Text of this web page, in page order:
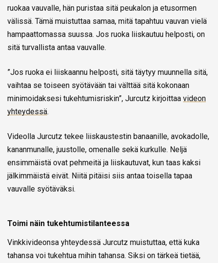
ruokaa vauvalle, hän puristaa sitä peukalon ja etusormen
välissä. Tämä muistuttaa samaa, mitä tapahtuu vauvan vielä
hampaattomassa suussa. Jos ruoka liiskautuu helposti, on
sitä turvallista antaa vauvalle.
”Jos ruoka ei liiskaannu helposti, sitä täytyy muunnella sitä,
vaihtaa se toiseen syötävään tai välttää sitä kokonaan
minimoidaksesi tukehtumisriskin”, Jurcutz kirjoittaa videon
yhteydessä.
Videolla Jurcutz tekee liiskaustestin banaanille, avokadolle,
kananmunalle, juustolle, omenalle sekä kurkulle. Neljä
ensimmäistä ovat pehmeitä ja liiskautuvat, kun taas kaksi
jälkimmäistä eivät. Niitä pitäisi siis antaa toisella tapaa
vauvalle syötäväksi.
Toimi näin tukehtumistilanteessa
Vinkkivideonsa yhteydessä Jurcutz muistuttaa, että kuka
tahansa voi tukehtua mihin tahansa. Siksi on tärkeä tietää,